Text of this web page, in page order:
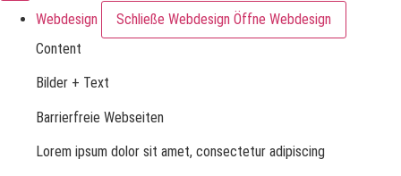
Webdesign Schließe Webdesign Öffne Webdesign
Content
Bilder + Text
Barrierfreie Webseiten
Lorem ipsum dolor sit amet, consectetur adipiscing